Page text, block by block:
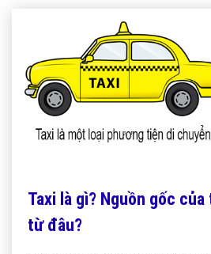
Taxi là gì? Nguồn gốc
từ đâu?